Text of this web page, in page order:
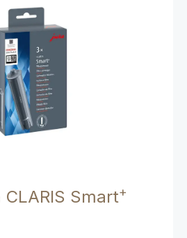
CLARIS Smart+